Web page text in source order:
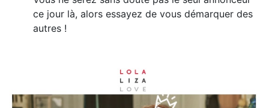
ce jour là, alors essayez de vous démarquer des
autres !